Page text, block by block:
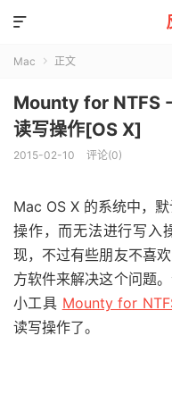

Mac  正文
Mounty for NTFS
读写操作[OS X]
2015-02-10 评论(0)
Mac OS X 的系统中，
操作，而无法进行写入
现，不过有些朋友不喜
方软件来解决这个问题
小工具 Mounty for
读写操作了。